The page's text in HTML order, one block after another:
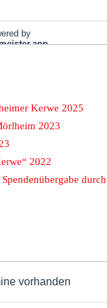
Kerwe 2025
2023
2022
durch